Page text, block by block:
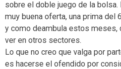
sobre el doble juego de la
muy buena oferta, una prima del
y como deambula estos meses,
ver en otros sectores.
Lo que no creo que valga por
es hacerse el ofendido por